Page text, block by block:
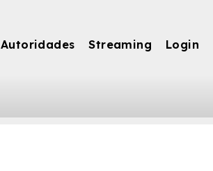
Autoridades Streaming Login